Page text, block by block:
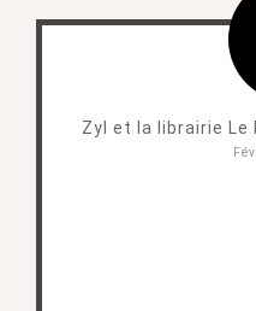
Zyl et la librairie Le